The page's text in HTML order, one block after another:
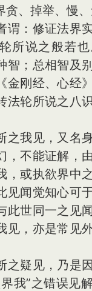
、掉举、慢、
：修证法界实
所说之般若
智；总相智及
金刚经、心经
法轮所说之八
我见，又名身
，不能证解，
，或执欲界中
见闻觉知心可
此世同一之见
见，亦是常见
疑见，乃是因
我”之错误见